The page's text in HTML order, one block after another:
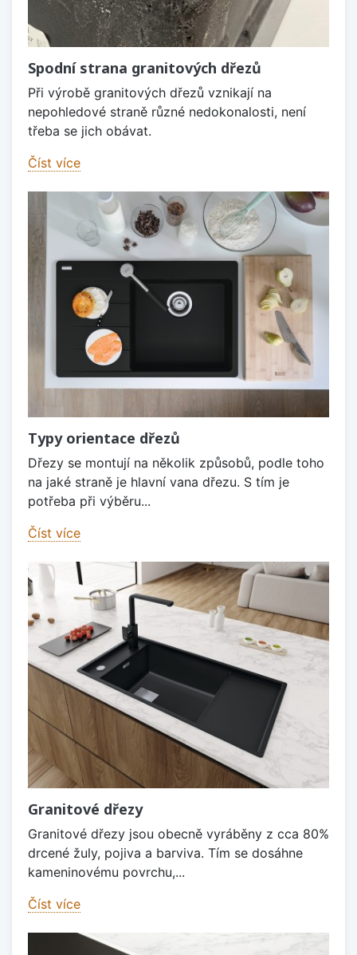
Spodní strana granitových dřezů
Při výrobě granitových dřezů vznikají na
nepohledové straně různé nedokonalosti, není
třeba se jich obávat.
Číst více
Typy orientace dřezů
Dřezy se montují na několik způsobů, podle toho
na jaké straně je hlavní vana dřezu. S tím je
potřeba při výběru...
Číst více
Granitové dřezy
Granitové dřezy jsou obecně vyráběny z cca 80%
drcené žuly, pojiva a barviva. Tím se dosáhne
kameninovému povrchu,...
Číst více